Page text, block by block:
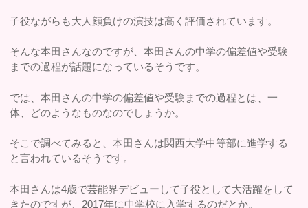
子役ながらも大人顔負けの演技は高く評価されています。
そんな本田さんなのですが、本田さんの中学の偏差値や受験
までの過程が話題になっているそうです。
では、本田さんの中学の偏差値や受験までの過程とは、一
体、どのようなものなのでしょうか。
そこで調べてみると、本田さんは関西大学中等部に進学する
と言われているそうです。
本田さんは4歳で芸能界デビューして子役として大活躍をして
きたのですが、2017年に中学校に入学するのだとか。